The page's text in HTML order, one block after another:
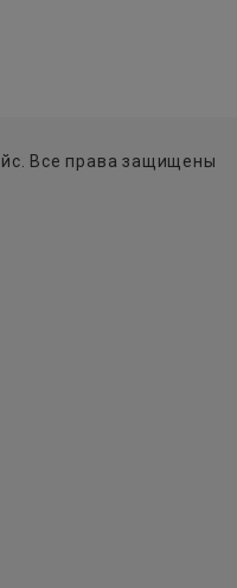
Все права защищены